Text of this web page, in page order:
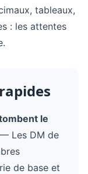
tableaux,
: les attentes
le
— Les DM de
de base et